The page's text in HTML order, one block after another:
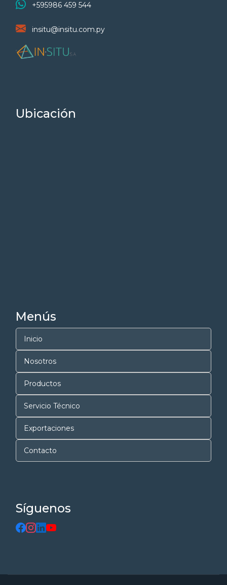
+595986 459 544
insitu@insitu.com.py
Ubicación
Menús
Inicio
Nosotros
Productos
Servicio Técnico
Exportaciones
Contacto
Síguenos